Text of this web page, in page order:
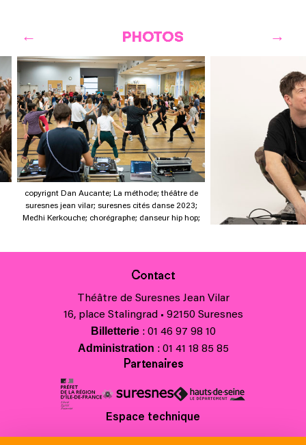
PHOTOS
copyrignt Dan Aucante; La méthode; théâtre de
suresnes jean vilar; suresnes cités danse 2023;
Medhi Kerkouche; chorégraphe; danseur hip hop;
Contact
Théâtre de Suresnes Jean Vilar
16, place Stalingrad • 92150 Suresnes
Billetterie: 01 46 97 98 10
Administration : 01 41 18 85 85
Partenaires
Espace technique